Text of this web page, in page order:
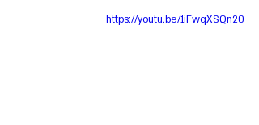
https://youtu.be/1iFwqXSQn20